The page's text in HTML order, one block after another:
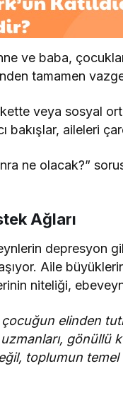
ve baba,
tamamen
veya sosyal
bakışlar, aileleri
ne olacak?”
Ağları
depresyon
Aile
niteliği,
çocuğun elinden
gönüllü
toplumun temel